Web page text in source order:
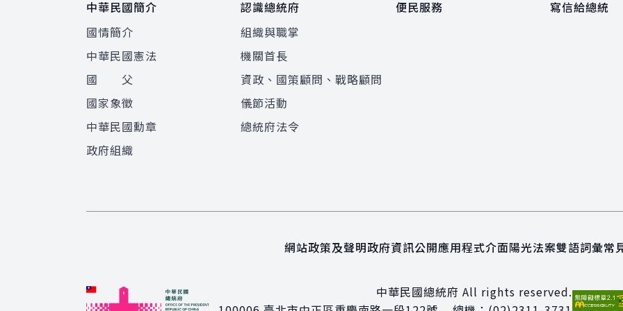
中華民國簡介
國情簡介
中華民國憲法
國 父
國家象徵
中華民國勳章
政府組織
認識總統府
組織與職掌
機關首長
資政、國策顧問、戰略顧問
儀節活動
總統府法令
便民服務 寫信給總統
網站政策及聲明政府資訊公開應用程式介面陽光法案雙語詞彙常
中華民國總統府 All rights reserved.